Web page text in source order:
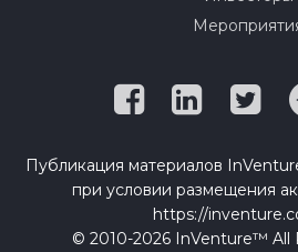
Публикация материалов
при условии размещения
https://
© 2010-2026 InVenture™ All